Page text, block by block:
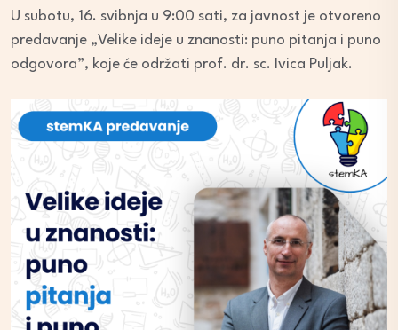
U subotu, 16. svibnja u 9:00 sati, za javnost je otvoreno
predavanje „Velike ideje u znanosti: puno pitanja i puno
odgovora”, koje će održati prof. dr. sc. Ivica Puljak.